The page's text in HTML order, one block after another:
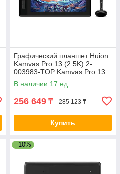
Графический планшет Huion
Kamvas Pro 13 (2.5K) 2-
003983-TOP Kamvas Pro 13
(2.5K) (GT1302)
В наличии 17 ед.
256 649 ₸ 285 123 ₸
Купить
–10%